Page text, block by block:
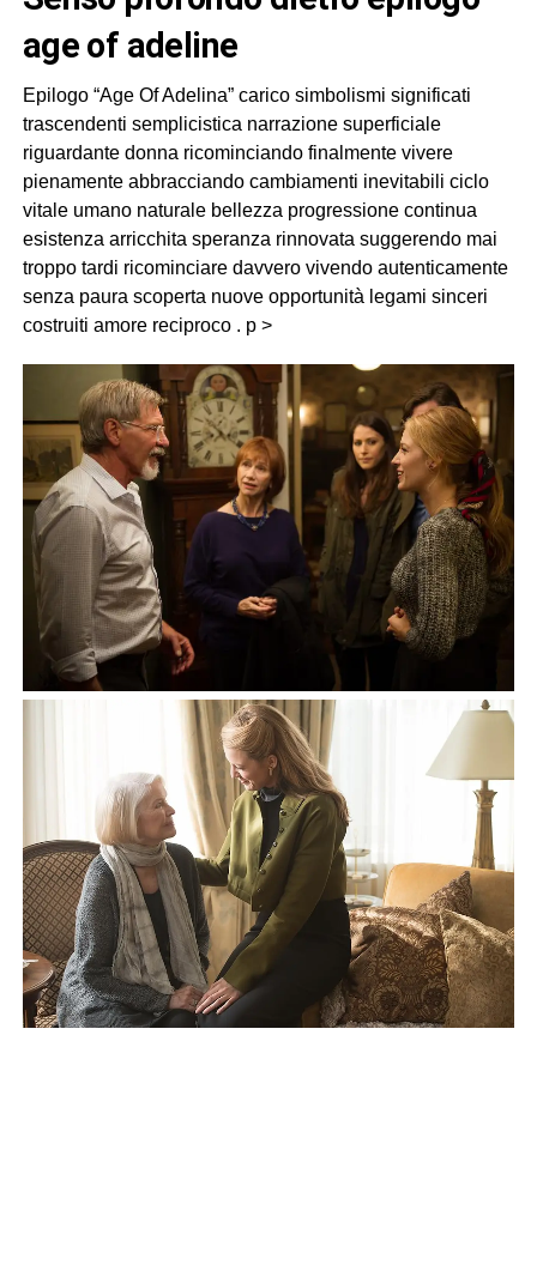
age of adeline
Epilogo “Age Of Adelina” carico simbolismi significati
trascendenti semplicistica narrazione superficiale
riguardante donna ricominciando finalmente vivere
pienamente abbracciando cambiamenti inevitabili ciclo
vitale umano naturale bellezza progressione continua
esistenza arricchita speranza rinnovata suggerendo mai
troppo tardi ricominciare davvero vivendo autenticamente
senza paura scoperta nuove opportunità legami sinceri
costruiti amore reciproco . p >